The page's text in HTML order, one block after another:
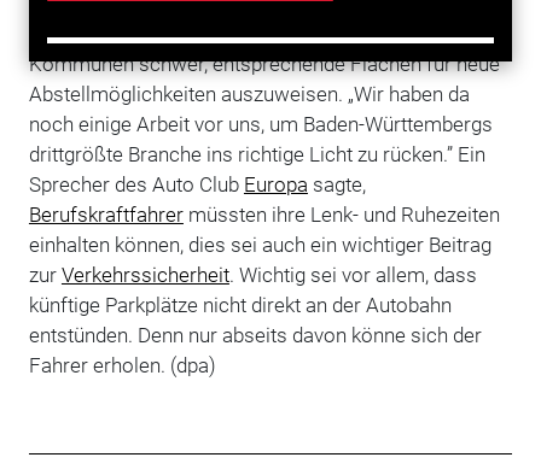
Nach Auffassung des Verbandes tun sich oftmals
Kommunen schwer, entsprechende Flächen für neue
Abstellmöglichkeiten auszuweisen. „Wir haben da
noch einige Arbeit vor uns, um Baden-Württembergs
drittgrößte Branche ins richtige Licht zu rücken.” Ein
Sprecher des Auto Club Europa sagte,
Berufskraftfahrermüssten ihre Lenk- und Ruhezeiten
einhalten können, dies sei auch ein wichtiger Beitrag
zur Verkehrssicherheit. Wichtig sei vor allem, dass
künftige Parkplätze nicht direkt an der Autobahn
entstünden. Denn nur abseits davon könne sich der
Fahrer erholen. (dpa)